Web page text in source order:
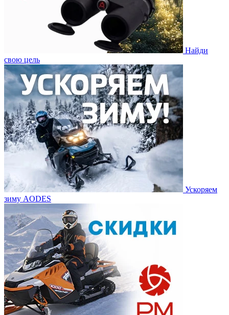
Найди
свою цель
Ускоряем
зиму AODES